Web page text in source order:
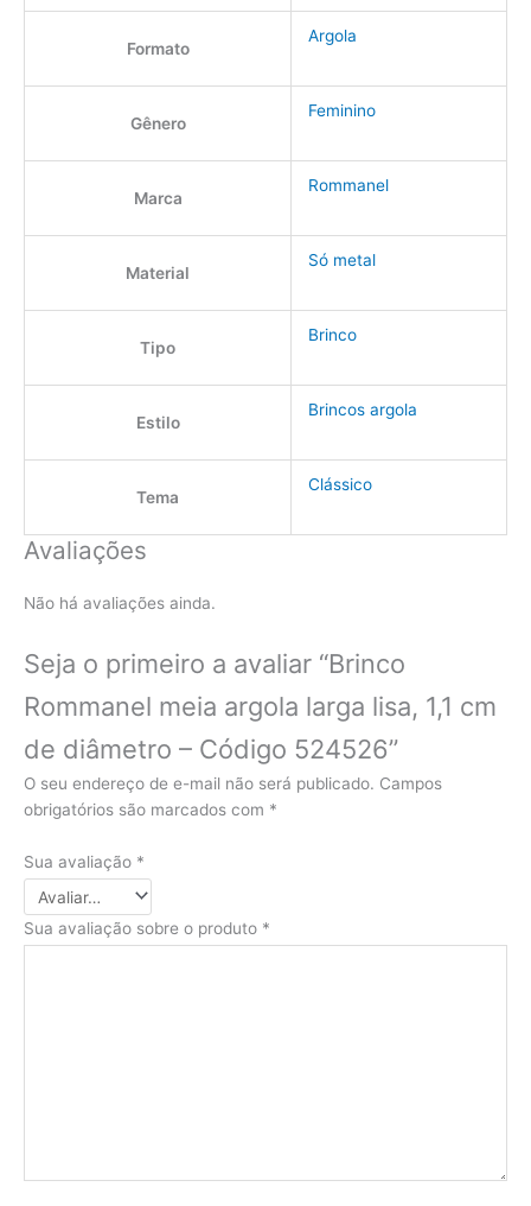
Formato
Argola
Gênero
Feminino
Marca
Rommanel
Material
Só metal
Tipo
Brinco
Estilo
Brincos argola
Tema
Clássico
Avaliações
Não há avaliações ainda.
Seja o primeiro a avaliar “Brinco
Rommanel meia argola larga lisa, 1,1 cm
de diâmetro – Código 524526”
O seu endereço de e-mail não será publicado. Campos
obrigatórios são marcados com *
Sua avaliação *
Sua avaliação sobre o produto *